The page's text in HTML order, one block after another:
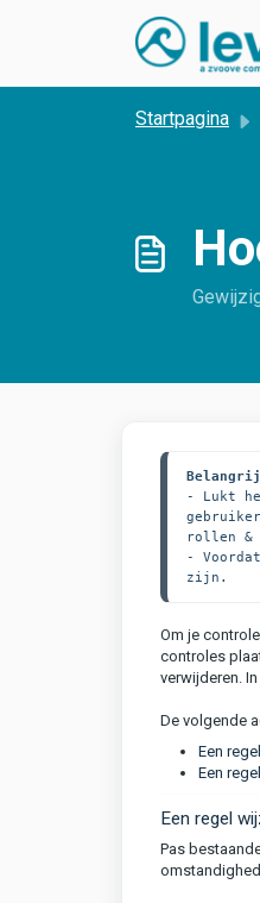
Startpagina
- Lukt
rollen &
-
zijn.
Om je
controles
verwijderen.
De volgende
Een
Een
Een regel
Pas